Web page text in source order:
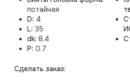
потайная
D: 4
L: 35
dk: 8.4
P: 0.7
Cделать заказ: